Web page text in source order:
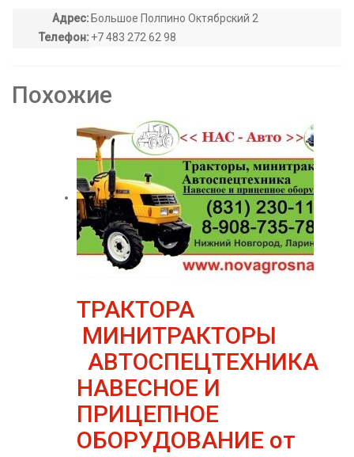
Адрес: Большое Полпино Октябрский 2
Телефон: +7 483 272 62 98
Похожие
ТРАКТОРА
МИНИТРАКТОРЫ
АВТОСПЕЦТЕХНИКА
НАВЕСНОЕ И
ПРИЦЕПНОЕ
ОБОРУДОВАНИЕ от